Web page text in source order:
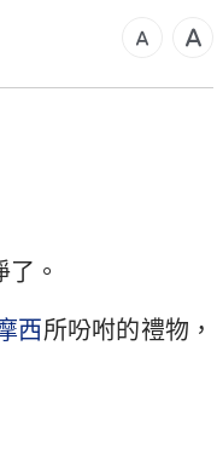
多後書
所書
。
西所吩咐的禮物，